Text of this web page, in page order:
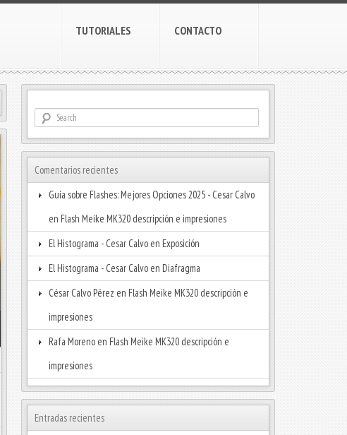
TUTORIALES CONTACTO
Comentarios recientes
Guía sobre Flashes: Mejores Opciones 2025 - Cesar Calvo
en Flash Meike MK320 descripción e impresiones
El Histograma - Cesar Calvo en Exposición
El Histograma - Cesar Calvo en Diafragma
César Calvo Pérez en Flash Meike MK320 descripción e
impresiones
Rafa Moreno en Flash Meike MK320 descripción e
impresiones
Entradas recientes